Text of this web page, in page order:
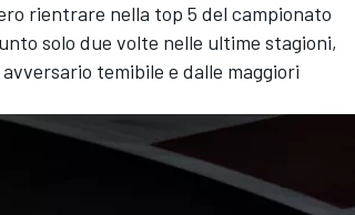
rientrare nella top 5 del campionato
solo due volte nelle ultime stagioni,
temibile e dalle maggiori